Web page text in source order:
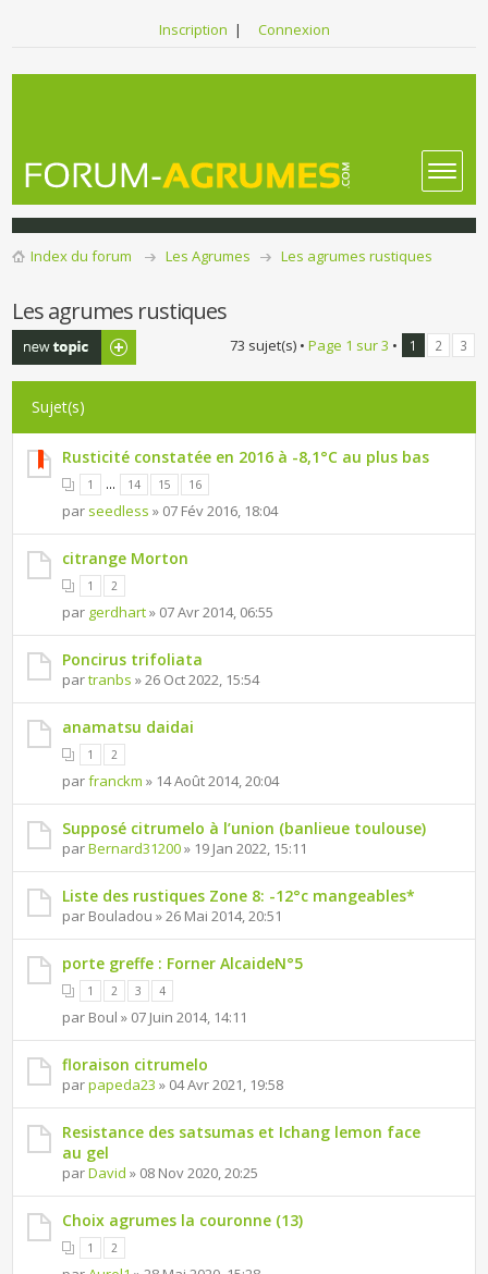
Inscription | Connexion
Index du forum Les Agrumes Les agrumes rustiques
Les agrumes rustiques
Publier un
nouveau sujet
73 sujet(s) • Page 1 sur3 • 1 2 3
Sujet(s)
Rusticité constatée en 2016 à -8,1°C au plus bas
1 ... 14 15 16
par seedless » 07 Fév 2016, 18:04
citrange Morton
1 2
par gerdhart» 07 Avr 2014, 06:55
Poncirus trifoliata
partranbs » 26 Oct 2022, 15:54
anamatsu daidai
1 2
parfranckm » 14 Août 2014, 20:04
Supposé citrumelo à l’union (banlieue toulouse)
parBernard31200» 19 Jan 2022, 15:11
Liste des rustiques Zone 8: -12°c mangeables*
par Bouladou » 26 Mai 2014, 20:51
porte greffe : Forner AlcaideN°5
1 2 3 4
par Boul » 07 Juin 2014, 14:11
floraison citrumelo
parpapeda23 » 04 Avr 2021, 19:58
Resistance des satsumas et Ichang lemon face
au gel
parDavid » 08 Nov 2020, 20:25
Choix agrumes la couronne (13)
1 2